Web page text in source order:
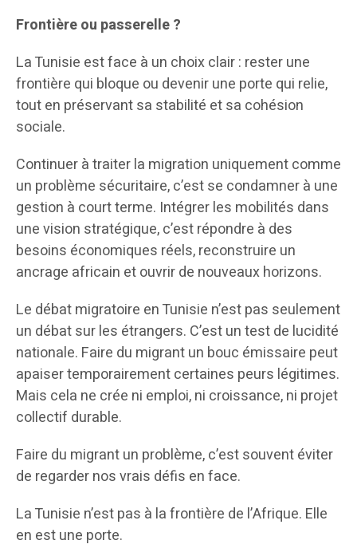
Frontière ou passerelle ?
La Tunisie est face à un choix clair : rester une
frontière qui bloque ou devenir une porte qui relie,
tout en préservant sa stabilité et sa cohésion
sociale.
Continuer à traiter la migration uniquement comme
un problème sécuritaire, c’est se condamner à une
gestion à court terme. Intégrer les mobilités dans
une vision stratégique, c’est répondre à des
besoins économiques réels, reconstruire un
ancrage africain et ouvrir de nouveaux horizons.
Le débat migratoire en Tunisie n’est pas seulement
un débat sur les étrangers. C’est un test de lucidité
nationale. Faire du migrant un bouc émissaire peut
apaiser temporairement certaines peurs légitimes.
Mais cela ne crée ni emploi, ni croissance, ni projet
collectif durable.
Faire du migrant un problème, c’est souvent éviter
de regarder nos vrais défis en face.
La Tunisie n’est pas à la frontière de l’Afrique. Elle
en est une porte.